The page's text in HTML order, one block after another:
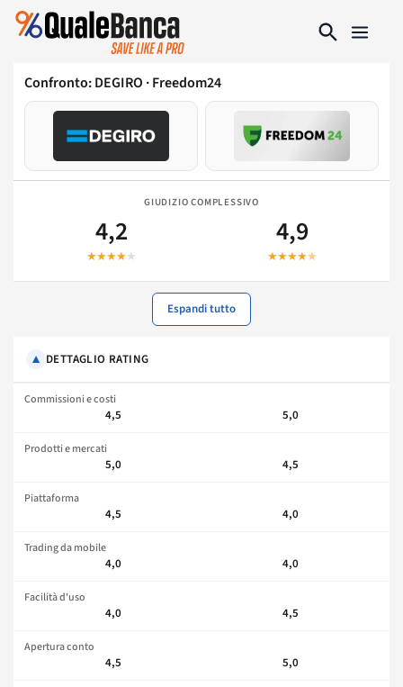
Confronto: DEGIRO · Freedom24
GIUDIZIO COMPLESSIVO
4,2
★★★★★
4,9
★★★★★
Espandi tutto
DETTAGLIO RATING
▼
Commissioni e costi
4,5 5,0
Prodotti e mercati
5,0 4,5
Piattaforma
4,5 4,0
Trading da mobile
4,0 4,0
Facilità d'uso
4,0 4,5
Apertura conto
4,5 5,0